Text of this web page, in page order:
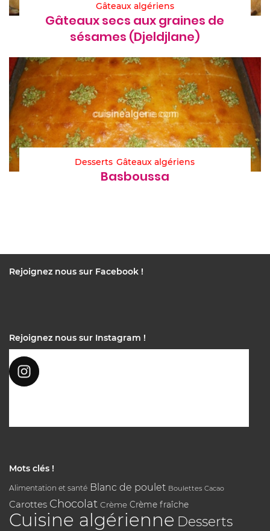
Gâteaux algériens
Gâteaux secs aux graines de
sésames (Djeldjlane)
Desserts Gâteaux algériens
Basboussa
Rejoignez nous sur Facebook !
Rejoignez nous sur Instagram !
Mots clés !
Alimentation et santé Blanc de poulet Boulettes Cacao
Carottes Chocolat Crème Crème fraîche
Cuisine algérienne Desserts